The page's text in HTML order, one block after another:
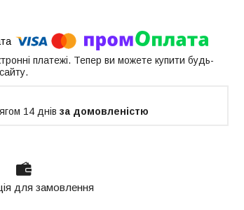
платежі. Тепер ви можете купити будь-
14 днів за домовленістю
для замовлення